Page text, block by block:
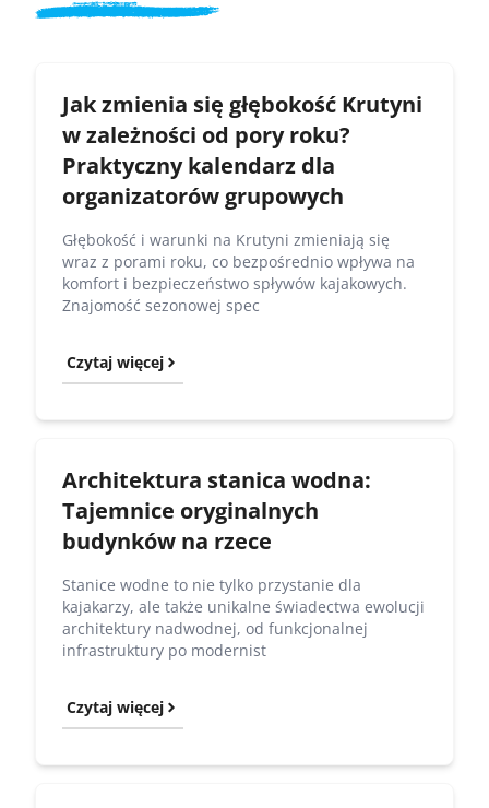
Jak zmienia się głębokość Krutyni
w zależności od pory roku?
Praktyczny kalendarz dla
organizatorów grupowych
Głębokość i warunki na Krutyni zmieniają się
wraz z porami roku, co bezpośrednio wpływa na
komfort i bezpieczeństwo spływów kajakowych.
Znajomość sezonowej spec
Czytaj więcej
Architektura stanica wodna:
Tajemnice oryginalnych
budynków na rzece
Stanice wodne to nie tylko przystanie dla
kajakarzy, ale także unikalne świadectwa ewolucji
architektury nadwodnej, od funkcjonalnej
infrastruktury po modernist
Czytaj więcej